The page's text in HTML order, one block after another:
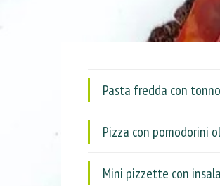
Pasta fredda con
Pizza con pomodorini
Mini pizzette con